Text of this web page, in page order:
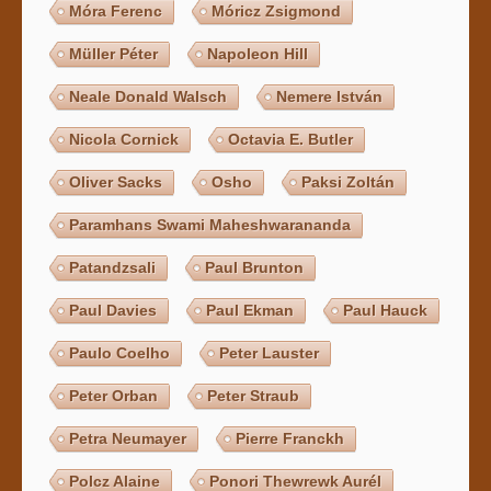
Móra Ferenc Móricz Zsigmond
Müller Péter Napoleon Hill
Neale Donald Walsch Nemere István
Nicola Cornick Octavia E. Butler
Oliver Sacks Osho Paksi Zoltán
Paramhans Swami Maheshwarananda
Patandzsali Paul Brunton
Paul Davies Paul Ekman Paul Hauck
Paulo Coelho Peter Lauster
Peter Orban Peter Straub
Petra Neumayer Pierre Franckh
Polcz Alaine Ponori Thewrewk Aurél